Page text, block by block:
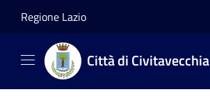
Regione Lazio
Città di Civitavecchia